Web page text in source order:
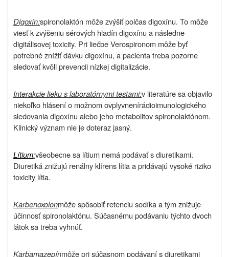
Digoxín:spironolaktón môže zvýšiť polčas digoxínu. To môže
viesť k zvýšeniu sérových hladín digoxínu a následne
digitálisovej toxicity. Pri liečbe Verospironom môže byť
potrebné znížiť dávku digoxínu, a pacienta treba pozorne
sledovať kvôli prevencii nízkej digitalizácie.
Interakcie lieku s laboratórnymi testami:v literatúre sa objavilo
niekoľko hlásení o možnom ovplyvnenírádioimunologického
sledovania digoxínu alebo jeho metabolitov spironolaktónom.
Klinický význam nie je doteraz jasný.
Lítium:všeobecne sa lítium nemá podávať s diuretikami.
Diuretiká znižujú renálny klírens lítia a pridávajú vysoké riziko
toxicity lítia.
Karbenoxolonmôže spôsobiť retenciu sodíka a tým znižuje
účinnosť spironolaktónu. Súčasnému podávaniu týchto dvoch
látok sa treba vyhnúť.
Karbamazepínmôže pri súčasnom podávaní s diuretikami